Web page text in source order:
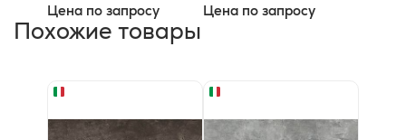
Цена по запросу Цена по запросу
Похожие товары